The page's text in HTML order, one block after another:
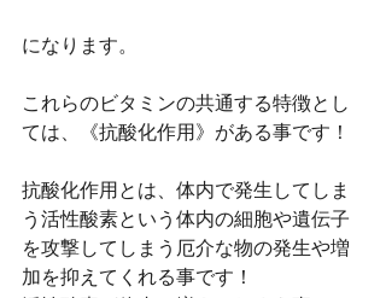
になります。
これらのビタミンの共通する特徴とし
ては、《抗酸化作用》がある事です！
抗酸化作用とは、体内で発生してしま
う活性酸素という体内の細胞や遺伝子
を攻撃してしまう厄介な物の発生や増
加を抑えてくれる事です！